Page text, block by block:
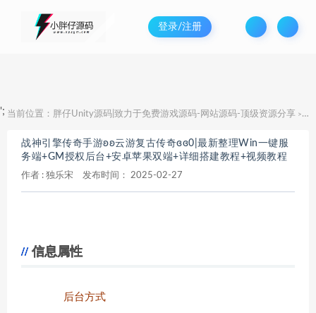
登录/注册
'; 当前位置： 胖仔Unity源码|致力于免费游戏源码-网站源码-顶级资源分享 > 战
战神引擎传奇手游ʚʚ云游复古传奇ɞɞ0|最新整理Win一键服
务端+GM授权后台+安卓苹果双端+详细搭建教程+视频教程
作者 : 独乐宋 发布时间： 2025-02-27
信息属性
后台方式